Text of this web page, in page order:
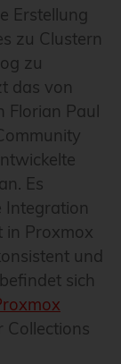
Erstellung
zu Clustern
zu
das von
Florian Paul
an. Es
Integration
in Proxmox
und
sich
Collections